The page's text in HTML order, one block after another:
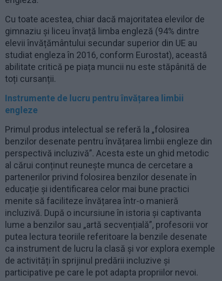
Cu toate acestea, chiar dacă majoritatea elevilor de
gimnaziu și liceu învață limba engleză (94% dintre
elevii învățământului secundar superior din UE au
studiat engleza în 2016, conform Eurostat), această
abilitate critică pe piața muncii nu este stăpânită de
toți cursanții.
Instrumente de lucru pentru învățarea limbii
engleze
Primul produs intelectual se referă la „folosirea
benzilor desenate pentru învățarea limbii engleze din
perspectivă incluzivă”. Acesta este un ghid metodic
al cărui conținut reunește munca de cercetare a
partenerilor privind folosirea benzilor desenate în
educație și identificarea celor mai bune practici
menite să faciliteze învățarea într-o manieră
incluzivă. După o incursiune în istoria și captivanta
lume a benzilor sau „artă secvențială”, profesorii vor
putea lectura teoriile referitoare la benzile desenate
ca instrument de lucru la clasă și vor explora exemple
de activități în sprijinul predării incluzive și
participative pe care le pot adapta propriilor nevoi.